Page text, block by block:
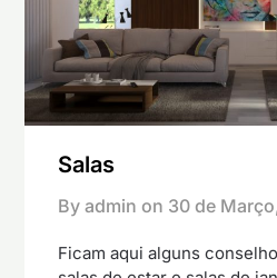
Salas
By admin on 30 de
Ficam aqui alguns